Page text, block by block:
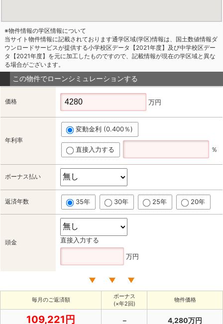
※物件情報の学区情報について
当サイト物件情報に記載されております通学区域(学区)情報は、国土数値情報ダ
ウンロードサービスが提供する小学校区データ【2021年度】及び中学校区デー
タ【2021年度】を元に加工したものですので、記載情報が現在の学区域と異な
る場合がございます。
この物件でローンシミュレーションする
価格 万円
年利率
変動金利 (0.400％)
直接入力する ％
ボーナス払い
返済年数 35年 30年 25年 20年
頭金 直接入力する
万円
毎月のご返済額
ボーナス
(×年2回)
物件価格
109,221円 － 4,280万円